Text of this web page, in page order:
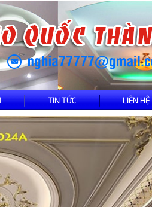
TIN TỨC LIÊN HỆ